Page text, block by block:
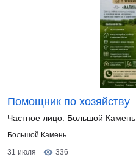
Помощник по хозяйству
Частное лицо. Большой Камень
Большой Камень
31 июля
336